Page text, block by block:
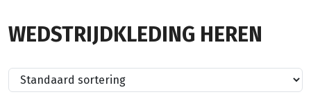
WEDSTRIJDKLEDING HEREN